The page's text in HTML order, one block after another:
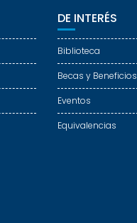
DE INTERÉS
Biblioteca
Becas y Beneficios
Eventos
Equivalencias